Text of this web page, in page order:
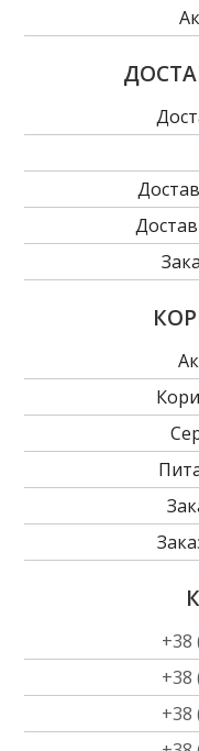
+38
+38
+38